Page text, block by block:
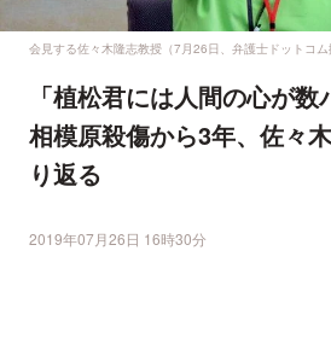
会見する佐々木隆志教授（7月26日、弁護士ドットコム
「植松君には人間の心が数
相模原殺傷から3年、佐々
り返る
2019年07月26日 16時30分